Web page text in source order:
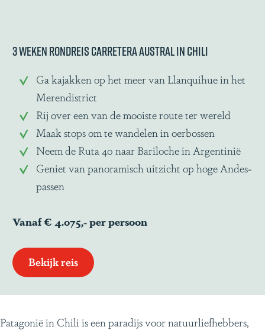
3 weken rondreis Carretera Austral in Chili
Ga kajakken op het meer van Llanquihue in het
Merendistrict
Rij over een van de mooiste route ter wereld
Maak stops om te wandelen in oerbossen
Neem de Ruta 40 naar Bariloche in Argentinië
Geniet van panoramisch uitzicht op hoge Andes-
passen
Vanaf € 4.075,- per persoon
Bekijk reis
Patagonië in Chili is een paradijs voor natuurliefhebbers,